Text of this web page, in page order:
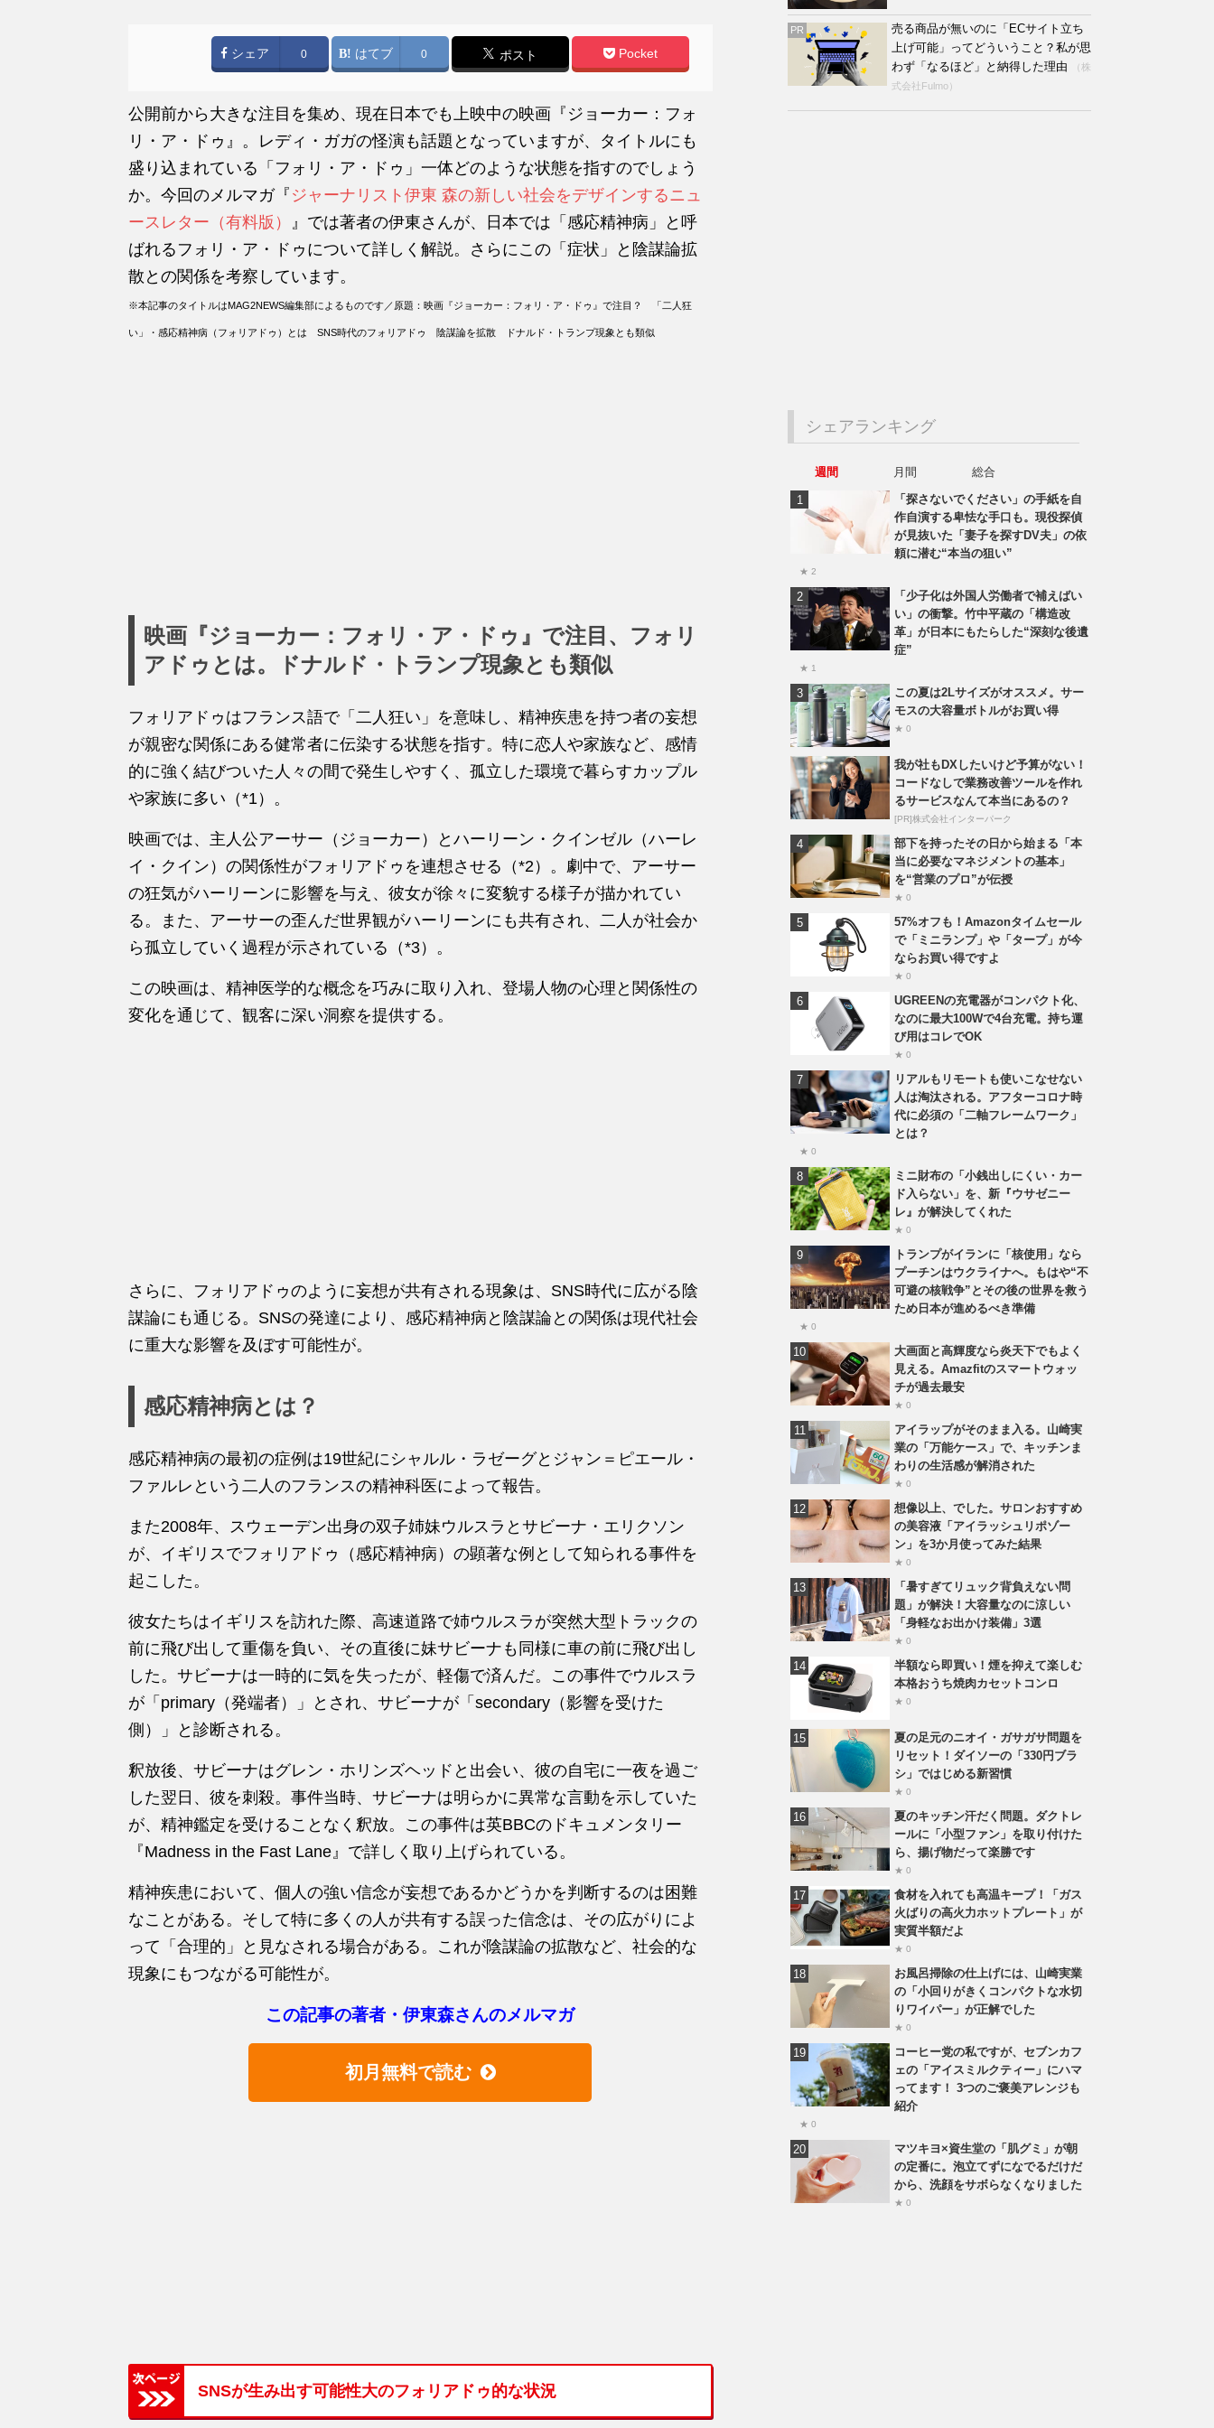
シェア 0 はてブ 0 ポスト Pocket
公開前から大きな注目を集め、現在日本でも上映中の映画『ジョーカー：フォ
リ・ア・ドゥ』。レディ・ガガの怪演も話題となっていますが、タイトルにも
盛り込まれている「フォリ・ア・ドゥ」一体どのような状態を指すのでしょう
か。今回のメルマガ『 ジャーナリスト伊東 森の新しい社会をデザインするニュ
ースレター（有料版）
』では著者の伊東さんが、日本では「感応精神病」と呼
ばれるフォリ・ア・ドゥについて詳しく解説。さらにこの「症状」と陰謀論拡
散との関係を考察しています。
※本記事のタイトルはMAG2NEWS編集部によるものです／原題：映画『ジョーカー：フォリ・ア・ドゥ』で注目？ 「二人狂
い」・感応精神病（フォリアドゥ）とは SNS時代のフォリアドゥ 陰謀論を拡散 ドナルド・トランプ現象とも類似
映画『ジョーカー：フォリ・ア・ドゥ』で注目、フォリ
アドゥとは。ドナルド・トランプ現象とも類似
フォリアドゥはフランス語で「二人狂い」を意味し、精神疾患を持つ者の妄想
が親密な関係にある健常者に伝染する状態を指す。特に恋人や家族など、感情
的に強く結びついた人々の間で発生しやすく、孤立した環境で暮らすカップル
や家族に多い（*1）。
映画では、主人公アーサー（ジョーカー）とハーリーン・クインゼル（ハーレ
イ・クイン）の関係性がフォリアドゥを連想させる（*2）。劇中で、アーサー
の狂気がハーリーンに影響を与え、彼女が徐々に変貌する様子が描かれてい
る。また、アーサーの歪んだ世界観がハーリーンにも共有され、二人が社会か
ら孤立していく過程が示されている（*3）。
この映画は、精神医学的な概念を巧みに取り入れ、登場人物の心理と関係性の
変化を通じて、観客に深い洞察を提供する。
さらに、フォリアドゥのように妄想が共有される現象は、SNS時代に広がる陰
謀論にも通じる。SNSの発達により、感応精神病と陰謀論との関係は現代社会
に重大な影響を及ぼす可能性が。
感応精神病とは？
感応精神病の最初の症例は19世紀にシャルル・ラゼーグとジャン＝ピエール・
ファルレという二人のフランスの精神科医によって報告。
また2008年、スウェーデン出身の双子姉妹ウルスラとサビーナ・エリクソン
が、イギリスでフォリアドゥ（感応精神病）の顕著な例として知られる事件を
起こした。
彼女たちはイギリスを訪れた際、高速道路で姉ウルスラが突然大型トラックの
前に飛び出して重傷を負い、その直後に妹サビーナも同様に車の前に飛び出し
した。サビーナは一時的に気を失ったが、軽傷で済んだ。この事件でウルスラ
が「primary（発端者）」とされ、サビーナが「secondary（影響を受けた
側）」と診断される。
釈放後、サビーナはグレン・ホリンズヘッドと出会い、彼の自宅に一夜を過ご
した翌日、彼を刺殺。事件当時、サビーナは明らかに異常な言動を示していた
が、精神鑑定を受けることなく釈放。この事件は英BBCのドキュメンタリー
『Madness in the Fast Lane』で詳しく取り上げられている。
精神疾患において、個人の強い信念が妄想であるかどうかを判断するのは困難
なことがある。そして特に多くの人が共有する誤った信念は、その広がりによ
って「合理的」と見なされる場合がある。これが陰謀論の拡散など、社会的な
現象にもつながる可能性が。
この記事の著者・伊東森さんのメルマガ
初月無料で読む
SNSが生み出す可能性大のフォリアドゥ的な状況
PR
売る商品が無いのに「ECサイト立ち
上げ可能」ってどういうこと？私が思
わず「なるほど」と納得した理由
（株
式会社Fulmo）
シェアランキング
週間 月間
総合
「探さないでください」の手紙を自
作自演する卑怯な手口も。現役探偵
が見抜いた「妻子を探すDV夫」の依
頼に潜む“本当の狙い”
★ 2
「少子化は外国人労働者で補えばい
い」の衝撃。竹中平蔵の「構造改
革」が日本にもたらした“深刻な後遺
症”
★ 1
この夏は2Lサイズがオススメ。サー
モスの大容量ボトルがお買い得
★ 0
我が社もDXしたいけど予算がない！
コードなしで業務改善ツールを作れ
るサービスなんて本当にあるの？
[PR]株式会社インターパーク
部下を持ったその日から始まる「本
当に必要なマネジメントの基本」
を“営業のプロ”が伝授
★ 0
57%オフも！Amazonタイムセール
で「ミニランプ」や「タープ」が今
ならお買い得ですよ
★ 0
UGREENの充電器がコンパクト化、
なのに最大100Wで4台充電。持ち運
び用はコレでOK
★ 0
リアルもリモートも使いこなせない
人は淘汰される。アフターコロナ時
代に必須の「二軸フレームワーク」
とは？
★ 0
ミニ財布の「小銭出しにくい・カー
ド入らない」を、新『ウサゼニー
レ』が解決してくれた
★ 0
トランプがイランに「核使用」なら
プーチンはウクライナへ。もはや“不
可避の核戦争”とその後の世界を救う
ため日本が進めるべき準備
★ 0
大画面と高輝度なら炎天下でもよく
見える。Amazfitのスマートウォッ
チが過去最安
★ 0
アイラップがそのまま入る。山崎実
業の「万能ケース」で、キッチンま
わりの生活感が解消された
★ 0
想像以上、でした。サロンおすすめ
の美容液「アイラッシュリポゾー
ン」を3か月使ってみた結果
★ 0
「暑すぎてリュック背負えない問
題」が解決！大容量なのに涼しい
「身軽なお出かけ装備」3選
★ 0
半額なら即買い！煙を抑えて楽しむ
本格おうち焼肉カセットコンロ
★ 0
夏の足元のニオイ・ガサガサ問題を
リセット！ダイソーの「330円ブラ
シ」ではじめる新習慣
★ 0
夏のキッチン汗だく問題。ダクトレ
ールに「小型ファン」を取り付けた
ら、揚げ物だって楽勝です
★ 0
食材を入れても高温キープ！「ガス
火ばりの高火力ホットプレート」が
実質半額だよ
★ 0
お風呂掃除の仕上げには、山崎実業
の「小回りがきくコンパクトな水切
りワイパー」が正解でした
★ 0
コーヒー党の私ですが、セブンカフ
ェの「アイスミルクティー」にハマ
ってます！ 3つのご褒美アレンジも
紹介
★ 0
マツキヨ×資生堂の「肌グミ」が朝
の定番に。泡立てずになでるだけだ
から、洗顔をサボらなくなりました
★ 0